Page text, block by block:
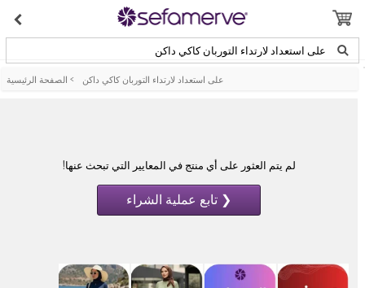
على استعداد لارتداء التوربان كاكي داكن
الصفحة الرئيسية > على استعداد لارتداء التوربان كاكي داكن
لم يتم العثور على أي منتج في المعايير التي تبحث عنها!